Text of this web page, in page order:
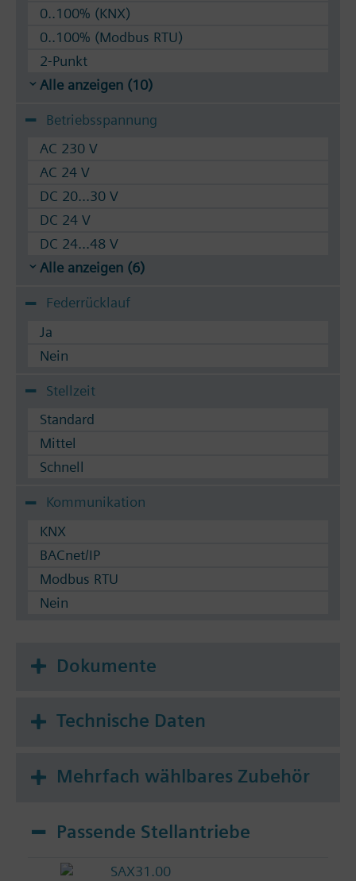
0..100% (KNX)
0..100% (Modbus RTU)
2-Punkt
Alle anzeigen (10)
Betriebsspannung
AC 230 V
AC 24 V
DC 20...30 V
DC 24 V
DC 24...48 V
Alle anzeigen (6)
Federrücklauf
Ja
Nein
Stellzeit
Standard
Mittel
Schnell
Kommunikation
KNX
BACnet/IP
Modbus RTU
Nein
Dokumente
Technische Daten
Mehrfach wählbares Zubehör
Passende Stellantriebe
SAX31.00